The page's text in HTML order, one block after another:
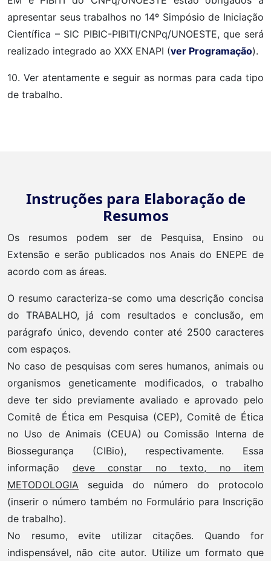
apresentar seus trabalhos no 14º Simpósio de Iniciação
Científica – SIC PIBIC-PIBITI/CNPq/UNOESTE, que será
realizado integrado ao XXX ENAPI (ver Programação).
10. Ver atentamente e seguir as normas para cada tipo
de trabalho.
Instruções para Elaboração de
Resumos
Os resumos podem ser de Pesquisa, Ensino ou
Extensão e serão publicados nos Anais do ENEPE de
acordo com as áreas.
O resumo caracteriza-se como uma descrição concisa
do TRABALHO, já com resultados e conclusão, em
parágrafo único, devendo conter até 2500 caracteres
com espaços.
No caso de pesquisas com seres humanos, animais ou
organismos geneticamente modificados, o trabalho
deve ter sido previamente avaliado e aprovado pelo
Comitê de Ética em Pesquisa (CEP), Comitê de Ética
no Uso de Animais (CEUA) ou Comissão Interna de
Biossegurança (CIBio), respectivamente. Essa
informação deve constar no texto, no item
METODOLOGIA seguida do número do protocolo
(inserir o número também no Formulário para Inscrição
de trabalho).
No resumo, evite utilizar citações. Quando for
indispensável, não cite autor. Utilize um formato que